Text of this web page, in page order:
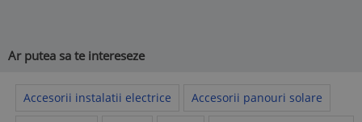
Ar putea sa te intereseze
Accesorii instalatii electrice Accesorii panouri solare